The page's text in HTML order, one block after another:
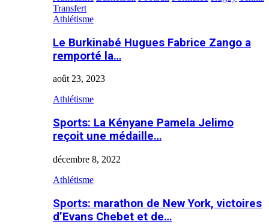
Transfert
Athlétisme
Le Burkinabé Hugues Fabrice Zango a
remporté la…
août 23, 2023
Athlétisme
Sports: La Kényane Pamela Jelimo
reçoit une médaille…
décembre 8, 2022
Athlétisme
Sports: marathon de New York, victoires
d’Evans Chebet et de…